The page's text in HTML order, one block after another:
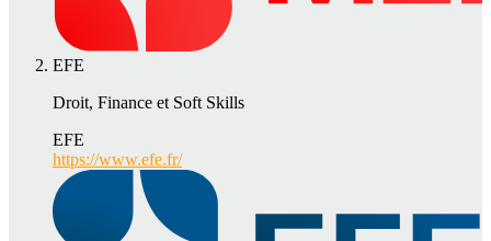
EFE
Droit, Finance et Soft Skills
EFE
https://www.efe.fr/